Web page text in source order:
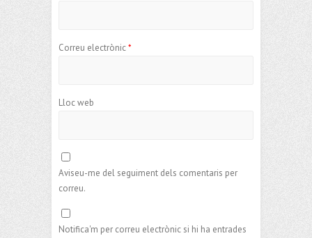
Correu electrònic*
Lloc web
Aviseu-me del seguiment dels comentaris per
correu.
Notifica'm per correu electrònic si hi ha entrades